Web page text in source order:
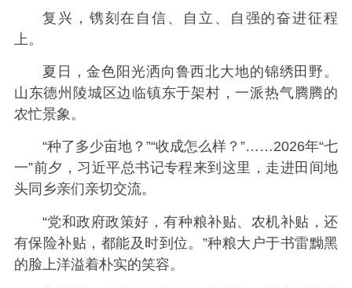
复兴，镌刻在自信、自立、自强的奋进征程
上。
夏日，金色阳光洒向鲁西北大地的锦绣田野。
山东德州陵城区边临镇东于架村，一派热气腾腾的
农忙景象。
“种了多少亩地？”“收成怎么样？”……2026年“七
一”前夕，习近平总书记专程来到这里，走进田间地
头同乡亲们亲切交流。
“党和政府政策好，有种粮补贴、农机补贴，还
有保险补贴，都能及时到位。”种粮大户于书雷黝黑
的脸上洋溢着朴实的笑容。